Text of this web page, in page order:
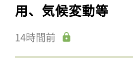
用、気候変動等
14時間前